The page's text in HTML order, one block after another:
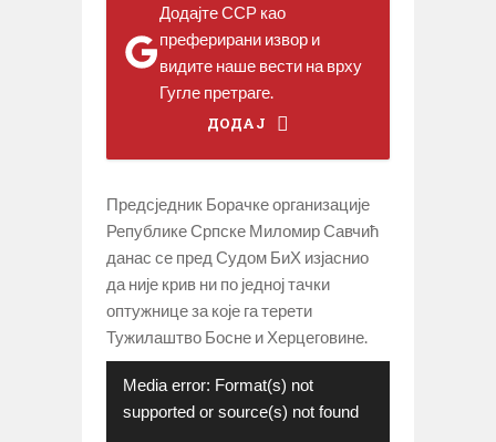
Додајте ССР као
преферирани извор и
видите наше вести на врху
Гугле претраге.
ДОДАЈ
Предсједник Борачке организације
Републике Српске Миломир Савчић
данас се пред Судом БиХ изјаснио
да није крив ни по једној тачки
оптужнице за које га терети
Тужилаштво Босне и Херцеговине.
записа
Media error: Format(s) not
supported or source(s) not found